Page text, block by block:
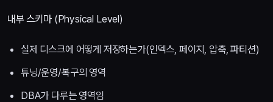
내부 스키마 (Physical Level)
실제 디스크에 어떻게 저장하는가(인덱스, 페이지, 압축, 파티션)
튜닝/운영/복구의 영역
DBA가 다루는 영역임